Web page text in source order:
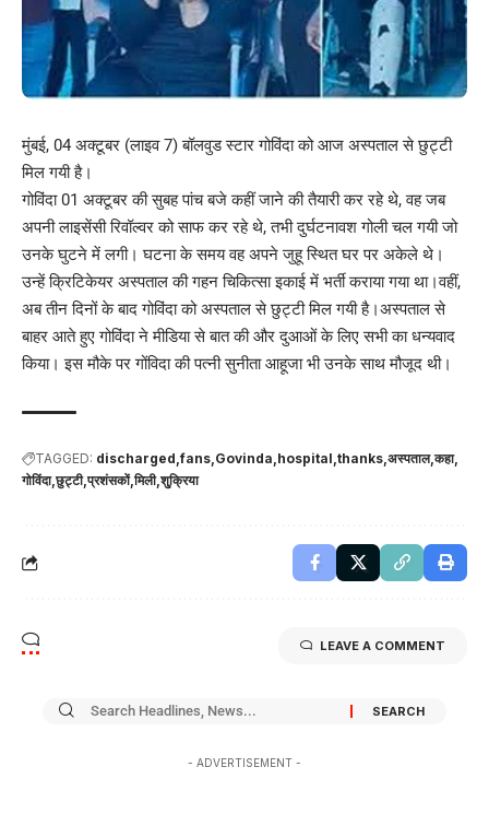
मुंबई, 04 अक्टूबर (लाइव 7) बॉलवुड स्टार गोविंदा को आज अस्पताल से छुट्टी
मिल गयी है।
गोविंदा 01 अक्टूबर की सुबह पांच बजे कहीं जाने की तैयारी कर रहे थे, वह जब
अपनी लाइसेंसी रिवॉल्वर को साफ कर रहे थे, तभी दुर्घटनावश गोली चल गयी जो
उनके घुटने में लगी। घटना के समय वह अपने जुहू स्थित घर पर अकेले थे।
उन्हें क्रिटिकेयर अस्पताल की गहन चिकित्सा इकाई में भर्ती कराया गया था।वहीं,
अब तीन दिनों के बाद गोविंदा को अस्पताल से छुट्टी मिल गयी है।अस्पताल से
बाहर आते हुए गोविंदा ने मीडिया से बात की और दुआओं के लिए सभी का धन्यवाद
किया। इस मौके पर गोंविदा की पत्नी सुनीता आहूजा भी उनके साथ मौजूद थी।
TAGGED: discharged fans Govinda hospital thanks अस्पताल कहा
गोविंदा छुट्टी प्रशंसकों मिली शु्क्रिया
LEAVE A COMMENT
- ADVERTISEMENT -